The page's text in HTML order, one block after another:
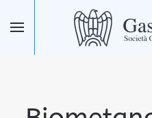
Skip to main